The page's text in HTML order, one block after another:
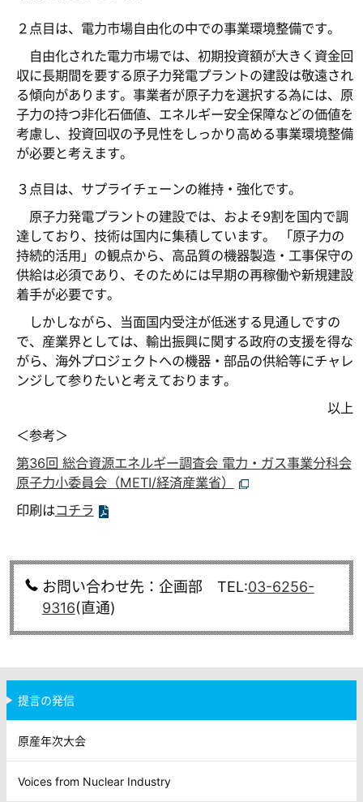
２点目は、電力市場自由化の中での事業環境整備です。
自由化された電力市場では、初期投資額が大きく資金回
収に長期間を要する原子力発電プラントの建設は敬遠され
る傾向があります。事業者が原子力を選択する為には、原
子力の持つ非化石価値、エネルギー安全保障などの価値を
考慮し、投資回収の予見性をしっかり高める事業環境整備
が必要と考えます。
３点目は、サプライチェーンの維持・強化です。
原子力発電プラントの建設では、およそ9割を国内で調
達しており、技術は国内に集積しています。 「原子力の
持続的活用」の観点から、高品質の機器製造・工事保守の
供給は必須であり、そのためには早期の再稼働や新規建設
着手が必要です。
しかしながら、当面国内受注が低迷する見通しですの
で、産業界としては、輸出振興に関する政府の支援を得な
がら、海外プロジェクトへの機器・部品の供給等にチャレ
ンジして参りたいと考えております。
以上
＜参考＞
第36回 総合資源エネルギー調査会 電力・ガス事業分科会
原子力小委員会（METI/経済産業省）
印刷はコチラ
お問い合わせ先：企画部 TEL:03-6256-
9316(直通)
提言の発信
原産年次大会
Voices from Nuclear Industry